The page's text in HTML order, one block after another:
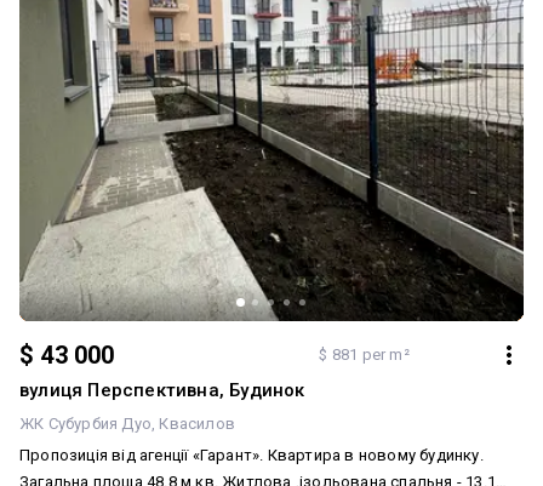
$ 43 000 $ 881 per m²
вулиця Перспективна, Будинок
ЖК Субурбия Дуо Квасилов
Пропозиція від агенції «Гарант». Квартира в новому будинку.
Загальна площа 48.8 м.кв. Житлова ,ізольована спальня - 13.1